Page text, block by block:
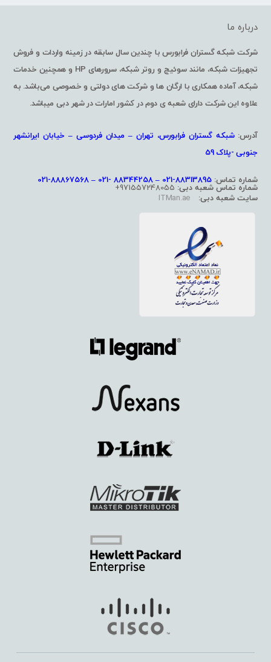
درباره ما
شرکت شبکه گستران فرابورس با چندین سال سابقه در زمینه واردات و فروش
تجهیزات شبکه، مانند سوئیچ و روتر شبکه، سرورهای HP و همچنین خدمات
شبکه، آماده همکاری با ارگان ها و شرکت های دولتی و خصوصی می‌باشد. به
علاوه این شرکت دارای شعبه ی دوم در کشور امارات در شهر دبی میباشد.
آدرس:شبکه گستران فرابورس، تهران – میدان فردوسی – خیابان ایرانشهر
جنوبی -پلاک 59
شماره تماس: 88313895-021 – 88344258 -021 – 88867568-021
شماره تماس شعبه دبی:
سایت شعبه دبی: ITMan.ae